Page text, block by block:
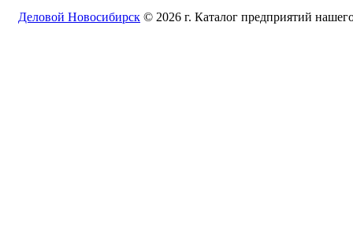
Деловой Новосибирск © 2026 г. Каталог предприятий